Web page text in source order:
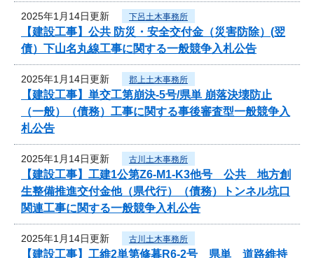
2025年1月14日更新 下呂土木事務所
【建設工事】公共 防災・安全交付金（災害防除）(翌
債）下山名丸線工事に関する一般競争入札公告
2025年1月14日更新 郡上土木事務所
【建設工事】単交工第崩決-5号/県単 崩落決壊防止
（一般）（債務）工事に関する事後審査型一般競争入
札公告
2025年1月14日更新 古川土木事務所
【建設工事】工建1公第Z6-M1-K3他号 公共 地方創
生整備推進交付金他（県代行）（債務）トンネル坑口
関連工事に関する一般競争入札公告
2025年1月14日更新 古川土木事務所
【建設工事】工維2単第修暮R6-2号 県単 道路維持